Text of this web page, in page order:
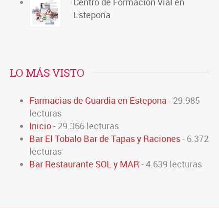
Estepona
LO MÁS VISTO
Farmacias de Guardia en Estepona - 29.985
lecturas
Inicio- 29.366 lecturas
Bar El Tobalo Bar de Tapas y Raciones- 6.372
lecturas
Bar Restaurante SOL y MAR - 4.639 lecturas